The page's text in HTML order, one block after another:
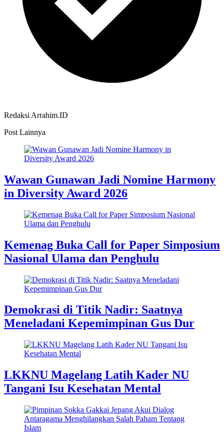
Redaksi Arrahim.ID
Post Lainnya
Wawan Gunawan Jadi Nomine Harmony
in Diversity Award 2026
Kemenag Buka Call for Paper Simposium
Nasional Ulama dan Penghulu
Demokrasi di Titik Nadir: Saatnya
Meneladani Kepemimpinan Gus Dur
LKKNU Magelang Latih Kader NU
Tangani Isu Kesehatan Mental